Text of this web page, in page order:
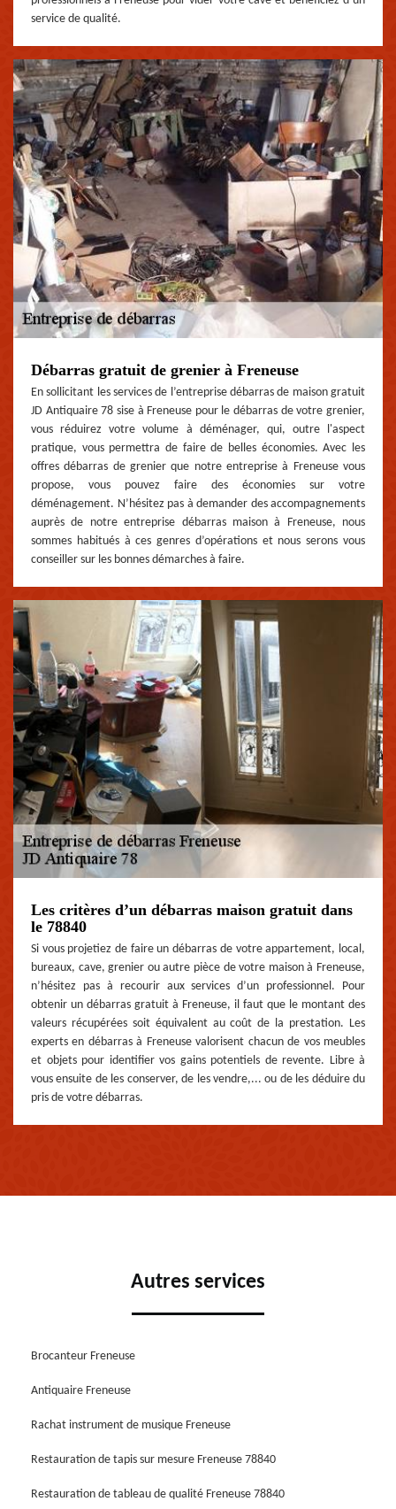
service de qualité.
Débarras gratuit de grenier à Freneuse
En sollicitant les services de l’entreprise débarras de maison gratuit
JD Antiquaire 78 sise à Freneuse pour le débarras de votre grenier,
vous réduirez votre volume à déménager, qui, outre l'aspect
pratique, vous permettra de faire de belles économies. Avec les
offres débarras de grenier que notre entreprise à Freneuse vous
propose, vous pouvez faire des économies sur votre
déménagement. N’hésitez pas à demander des accompagnements
auprès de notre entreprise débarras maison à Freneuse, nous
sommes habitués à ces genres d’opérations et nous serons vous
conseiller sur les bonnes démarches à faire.
Les critères d’un débarras maison gratuit dans
le 78840
Si vous projetiez de faire un débarras de votre appartement, local,
bureaux, cave, grenier ou autre pièce de votre maison à Freneuse,
n’hésitez pas à recourir aux services d’un professionnel. Pour
obtenir un débarras gratuit à Freneuse, il faut que le montant des
valeurs récupérées soit équivalent au coût de la prestation. Les
experts en débarras à Freneuse valorisent chacun de vos meubles
et objets pour identifier vos gains potentiels de revente. Libre à
vous ensuite de les conserver, de les vendre,... ou de les déduire du
pris de votre débarras.
Autres services
Brocanteur Freneuse
Antiquaire Freneuse
Rachat instrument de musique Freneuse
Restauration de tapis sur mesure Freneuse 78840
Restauration de tableau de qualité Freneuse 78840